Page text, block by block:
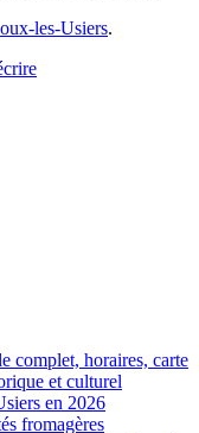
les-Usiers.
complet, horaires, carte
et culturel
en 2026
fromagères